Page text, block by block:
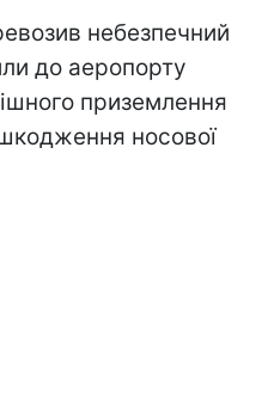
небезпечний
до аеропорту
приземлення
носової